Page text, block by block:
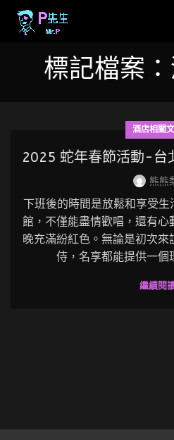
標記檔案
酒店相關
2025 蛇年春節活動-台
熊熊
下班後的時間是放鬆和享受生
館，不僅能盡情歡唱，還有心
晚充滿紛紅色。無論是初次
侍，名享都能提供一個
繼續閱